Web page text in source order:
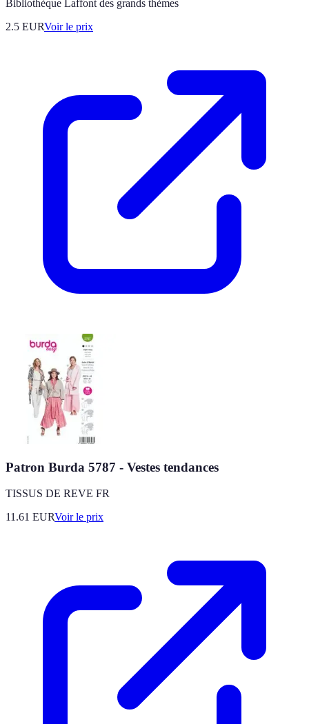
Bibliothèque Laffont des grands thèmes
2.5 EURVoir le prix
Patron Burda 5787 - Vestes tendances
TISSUS DE REVE FR
11.61 EURVoir le prix